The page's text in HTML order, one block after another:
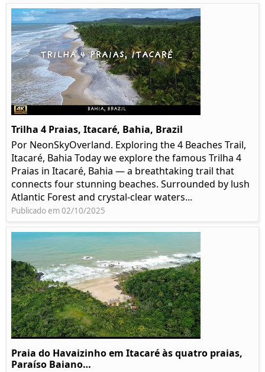
Trilha 4 Praias, Itacaré, Bahia, Brazil
Por NeonSkyOverland. Exploring the 4 Beaches Trail,
Itacaré, Bahia Today we explore the famous Trilha 4
Praias in Itacaré, Bahia — a breathtaking trail that
connects four stunning beaches. Surrounded by lush
Atlantic Forest and crystal-clear waters...
Publicado em 02/10/2025
Praia do Havaizinho em Itacaré às quatro praias,
Paraíso Baiano…